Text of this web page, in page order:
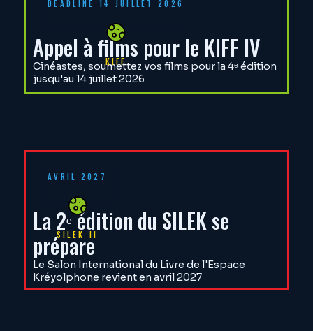
DEADLINE 14 JUILLET 2026
KIFF
Appel à films pour le KIFF IV
Cinéastes, soumettez vos films pour la 4ᵉ édition
jusqu'au 14 juillet 2026
AVRIL 2027
SILEK II
La 2ᵉ édition du SILEK se
prépare
Le Salon International du Livre de l'Espace
Kréyolphone revient en avril 2027